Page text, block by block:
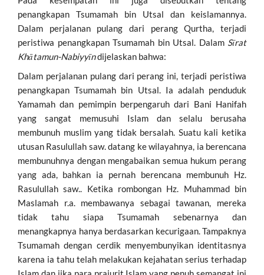
penangkapan Tsumamah bin Utsal dan keislamannya.
Dalam perjalanan pulang dari perang Qurtha, terjadi
peristiwa penangkapan Tsumamah bin Utsal. DalamSīrat
Khātamun-Nabiyyīndijelaskan bahwa:
Dalam perjalanan pulang dari perang ini, terjadi peristiwa
penangkapan Tsumamah bin Utsal. Ia adalah penduduk
Yamamah dan pemimpin berpengaruh dari Bani Hanifah
yang sangat memusuhi Islam dan selalu berusaha
membunuh muslim yang tidak bersalah. Suatu kali ketika
utusan Rasulullah saw. datang ke wilayahnya, ia berencana
membunuhnya dengan mengabaikan semua hukum perang
yang ada, bahkan ia pernah berencana membunuh Hz.
Rasulullah saw.. Ketika rombongan Hz. Muhammad bin
Maslamah r.a. membawanya sebagai tawanan, mereka
tidak tahu siapa Tsumamah sebenarnya dan
menangkapnya hanya berdasarkan kecurigaan. Tampaknya
Tsumamah dengan cerdik menyembunyikan identitasnya
karena ia tahu telah melakukan kejahatan serius terhadap